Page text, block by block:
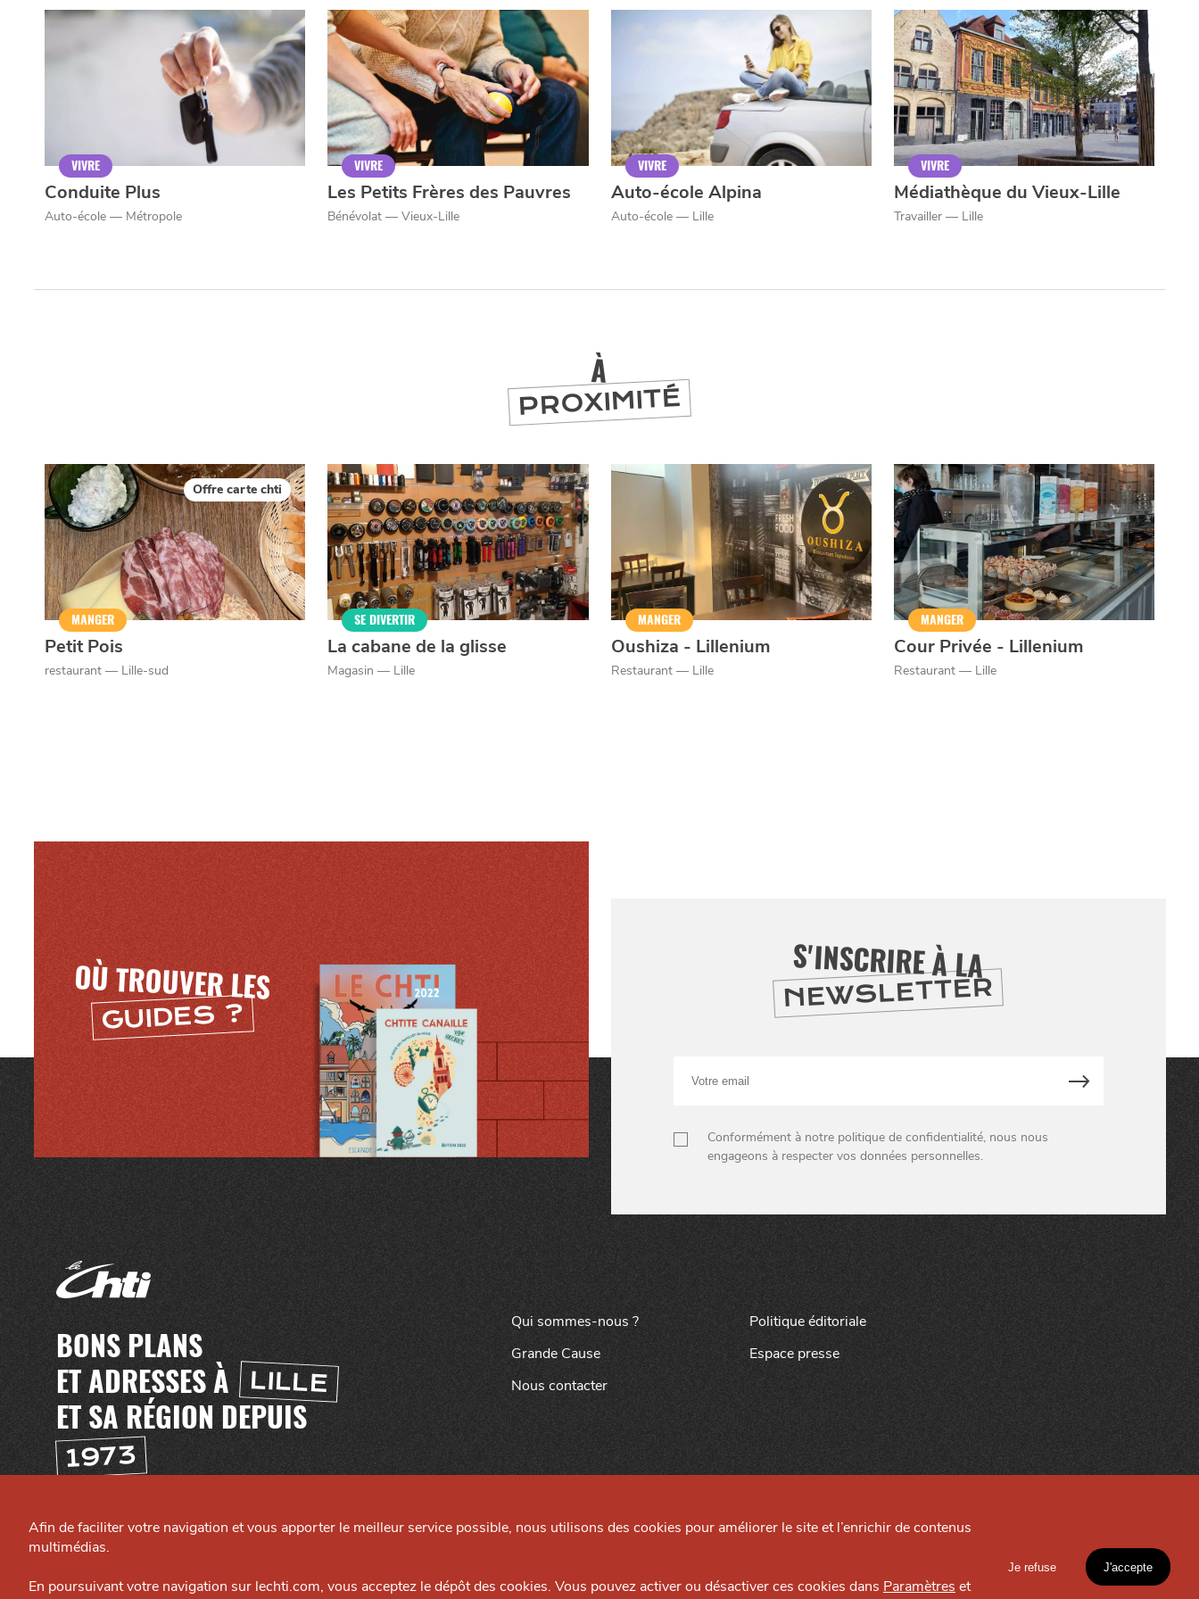
VIVRE
Conduite Plus
Auto-école — Métropole
VIVRE
Les Petits Frères des Pauvres
Bénévolat — Vieux-Lille
VIVRE
Auto-école Alpina
Auto-école — Lille
VIVRE
Médiathèque du Vieux-Lille
Travailler — Lille
À
PROXIMITÉ
Offre carte chti
MANGER
Petit Pois
restaurant — Lille-sud
SE DIVERTIR
La cabane de la glisse
Magasin — Lille
MANGER
Oushiza - Lillenium
Restaurant — Lille
MANGER
Cour Privée - Lillenium
Restaurant — Lille
EXPLORER
MANGER SORTIR
NUIT
SE
DIVERTIR
CHTITE
CANAILLE
VIVRE
dans
le NORD
C
H
TI
T
E
C
A
N
AI
L
L
E
BONS PLANS ET ADRESSES À LILLE
ET SA RÉGION DEPUIS 1973
OÙ TROUVER LES
GUIDES ?
S'INSCRIRE À LA
NEWSLETTER
email
Conformément à notre politique de confidentialité, nous nous
engageons à respecter vos données personnelles.
BONS PLANS
ET ADRESSES À
LILLE
ET SA RÉGION DEPUIS
1973
Qui sommes-nous ?
Grande Cause
Nous contacter
Politique éditoriale
Espace presse
Afin de faciliter votre navigation et vous apporter le meilleur service possible, nous utilisons des cookies pour améliorer le site et l’enrichir de contenus
multimédias.
En poursuivant votre navigation sur lechti.com, vous acceptez le dépôt des cookies. Vous pouvez activer ou désactiver ces cookies dans Paramètres et
Je refuse J'accepte
YouTube
J'accepte Je refuse